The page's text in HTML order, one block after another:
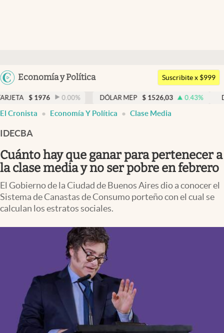
Argentina
Uruguay
Economía y Política
Members
Economía y Política
Finanzas y Mercados
Mercados Online
Negocios
Columnistas
Apertura
Infotechnology
Mundial 2026
Eventos Corporativos
El Cronista Studio
Suscribite x $999
0.00 % DÓLAR MEP 1526,03 0.43 % DÓLAR BNA
El Cronista Economía Y Política Clase Media
IDECBA
Cuánto hay que ganar para pertenecer a
la clase media y no ser pobre en febrero
El Gobierno de la Ciudad de Buenos Aires dio a conocer el
Sistema de Canastas de Consumo porteño con el cual se
calculan los estratos sociales.